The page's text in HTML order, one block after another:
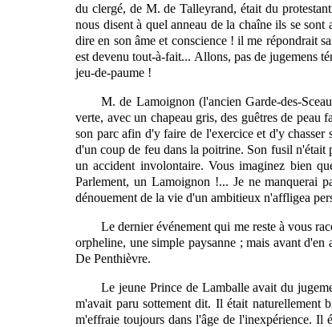
du clergé, de M. de Talleyrand, était du
nous disent à quel anneau de la chaîne ils se
dire en son âme et conscience ! il me répondrait
est devenu tout-à-fait... Allons, pas de jugemens
jeu-de-paume !
M. de Lamoignon (l'ancien Garde-des-
verte, avec un chapeau gris, des guêtres de
son parc afin d'y faire de l'exercice et d'y
d'un coup de feu dans la poitrine. Son fusil n'était
un accident involontaire. Vous imaginez bien
Parlement, un Lamoignon !... Je ne manquerai
dénouement de la vie d'un ambitieux n'affligea
Le dernier événement qui me reste à vous
orpheline, une simple paysanne ; mais avant
De Penthièvre.
Le jeune Prince de Lamballe avait du
m'avait paru sottement dit. Il était naturellement
m'effraie toujours dans l'âge de l'inexpérience. Il